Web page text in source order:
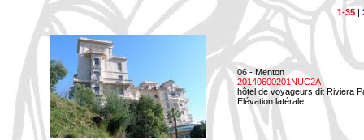
1-35|
06 - Menton
20140600201NUC2A
hôtel de voyageurs dit Riviera
Elévation latérale.